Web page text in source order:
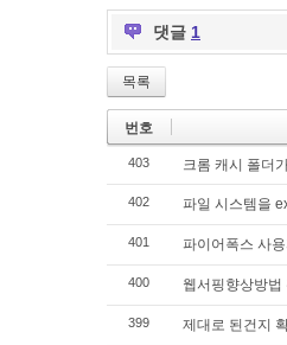
댓글 1
목록
번호
403 크롬 캐시 폴더
402 파일 시스템을
401 파이어폭스 사
400 웹서핑향상방법
399 제대로 된건지